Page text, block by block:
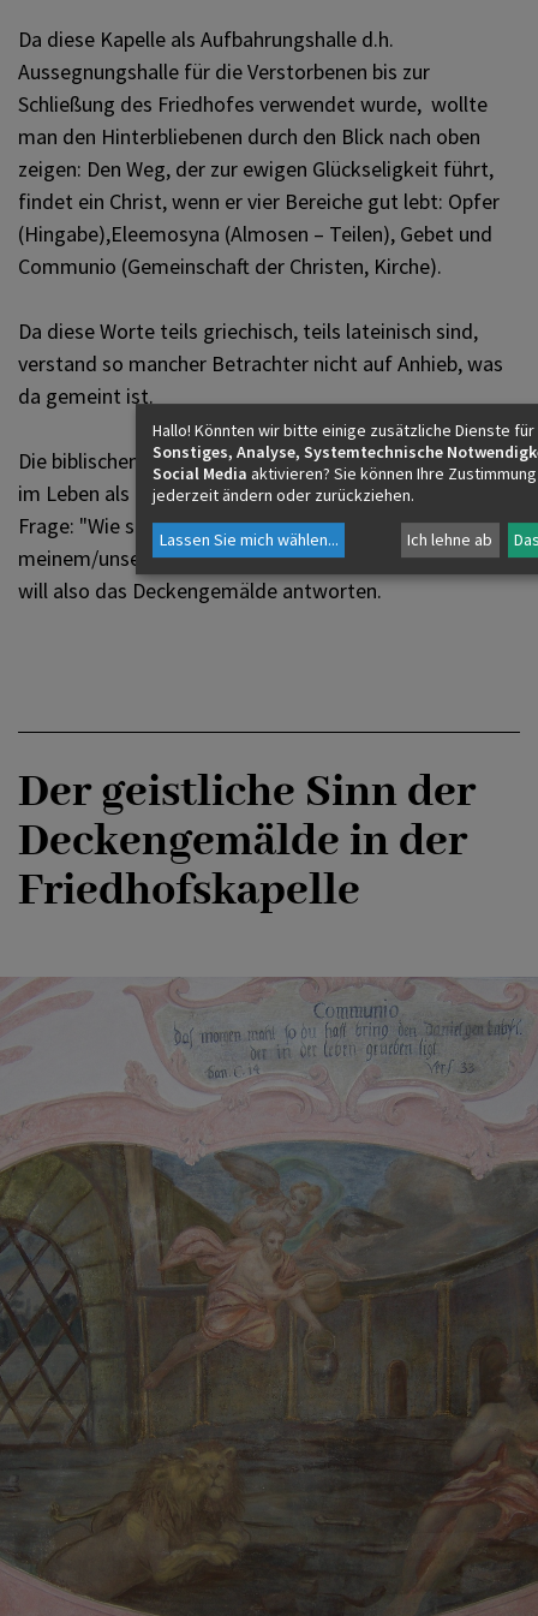
Da diese Kapelle als Aufbahrungshalle d.h.
Aussegnungshalle für die Verstorbenen bis zur
Schließung des Friedhofes verwendet wurde, wollte
man den Hinterbliebenen durch den Blick nach oben
zeigen: Den Weg, der zur ewigen Glückseligkeit führt,
findet ein Christ, wenn er vier Bereiche gut lebt: Opfer
(Hingabe),Eleemosyna (Almosen – Teilen), Gebet und
Communio (Gemeinschaft der Christen, Kirche).
Da diese Worte teils griechisch, teils lateinisch sind,
verstand so mancher Betrachter nicht auf Anhieb, was
da gemeint ist.
Die biblischen Szenen aber machen es deutlich, worum
im Leben als Christen geht. Es steckt in uns allen die
Frage: "Wie soll ich leben, um einmal vor Gott mit
meinem/unseren Leben bestehen zu können." – Darauf
will also das Deckengemälde antworten.
Der geistliche Sinn der
Deckengemälde in der
Friedhofskapelle
Hallo! Könnten wir bitte einige zusätzliche Dienste für
Sonstiges, Analyse, Systemtechnische
Social Media aktivieren? Sie können Ihre
jederzeit ändern oder zurückziehen.
Lassen Sie mich wählen... Ich lehne ab